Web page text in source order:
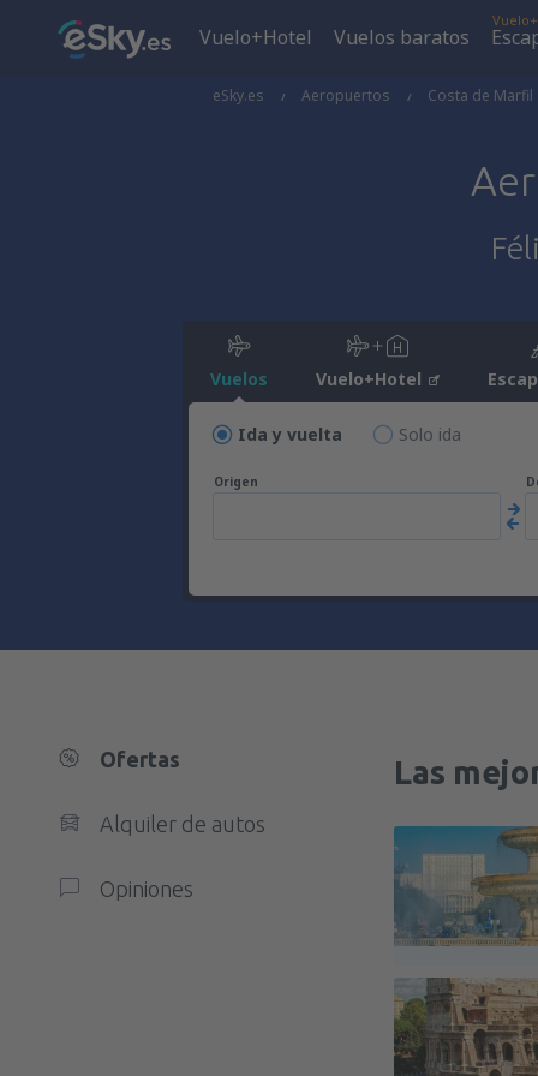
Vuelo+Hotel Vuelos baratos
eSky.es Aeropuertos Costa de Marfil
Vuelos Vuelo+Hotel
Ida y vuelta Solo ida
Origen
Ofertas
Alquiler de autos
Opiniones
Las